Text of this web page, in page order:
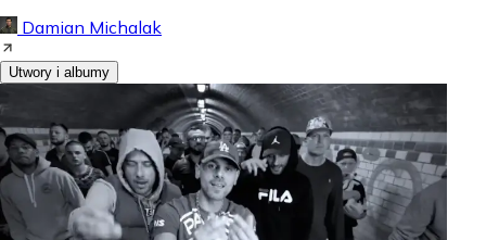
Damian Michalak
Utwory i albumy